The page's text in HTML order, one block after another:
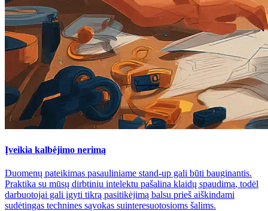
Įveikia kalbėjimo nerimą
Duomenų pateikimas pasauliniame stand-up gali būti bauginantis.
Praktika su mūsų dirbtiniu intelektu pašalina klaidų spaudimą, todėl
darbuotojai gali įgyti tikrą pasitikėjimą balsu prieš aiškindami
sudėtingas technines sąvokas suinteresuotosioms šalims.